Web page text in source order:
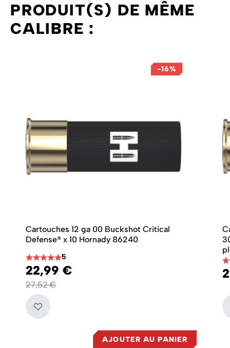
PRODUIT(S) DE MÊME
CALIBRE :
-16%
Cartouches 12 ga 00 Buckshot Critical
Defense® x 10 Hornady 86240
5
Prix spécial
22,99 €
27,52 €
AJOUTER AU PANIER